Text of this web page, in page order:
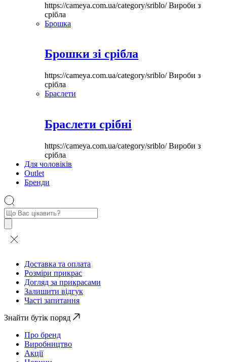
https://cameya.com.ua/category/sriblo/Вироби з
срібла
Брошка
Брошки зі срібла
https://cameya.com.ua/category/sriblo/Вироби з
срібла
Браслети
Браслети срібні
https://cameya.com.ua/category/sriblo/Вироби з
срібла
Для чоловіків
Outlet
Бренди
Пошук
товарів
Доставка та оплата
Розміри прикрас
Догляд за прикрасами
Залишити відгук
Часті запитання
Знайти бутік поряд
Про бренд
Виробництво
Акції